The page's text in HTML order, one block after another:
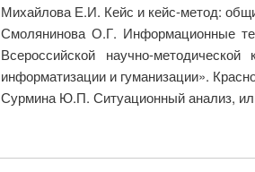
Михайлова Е.И. Кейс и кейс-метод:
Смолянинова О.Г. Информационные
Всероссийской научно-
информатизации и гуманизации».
Сурмина Ю.П. Ситуационный анализ,